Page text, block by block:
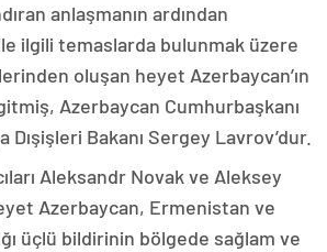
anlaşmanın ardından
ilgili temaslarda bulunmak üzere
oluşan heyet Azerbaycan’ın
Azerbaycan Cumhurbaşkanı
Dışişleri Bakanı Sergey Lavrov’dur.
Aleksandr Novak ve Aleksey
Azerbaycan, Ermenistan ve
üçlü bildirinin bölgede sağlam ve